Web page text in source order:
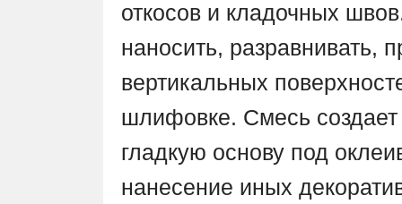
откосов и кладочных
наносить, разравнивать,
вертикальных
шлифовке. Смесь
гладкую основу под
нанесение иных